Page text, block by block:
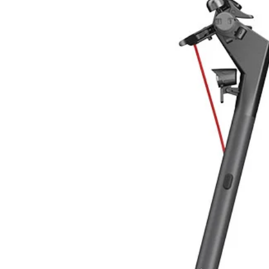
Vita utile (anni) 12
Tipo terminal T11
Resistenza Interna 2.5mOhm
Range di temperatura operativa
Immagazzinamento: -15 ~ 40°C
Range di temperatura nominale
Max Corrente di scarica 1500A
Massima Tensione Ingresso PV